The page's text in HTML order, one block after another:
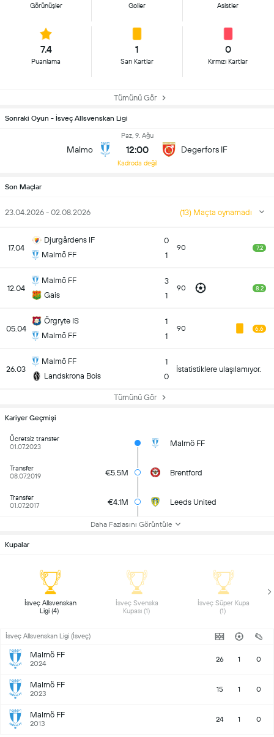
Görünüşler Goller Asistler
7.4
Puanlama
1
Sarı Kartlar
0
Kırmızı Kartlar
Tümünü Gör
Sonraki Oyun - İsveç Allsvenskan Ligi
Malmo
Paz, 9. Ağu
12:00
Kadroda değil
Degerfors IF
Son Maçlar
23.04.2026 - 02.08.2026 (13) Maçta oynamadı
17.04
Djurgårdens IF
Malmö FF
0
1
90 7.2
12.04
Malmö FF
Gais
3
1
90 8.2
05.04
Örgryte IS
Malmö FF
1
1
90 6.6
26.03
Malmö FF
Landskrona Bois
1
0
İstatistiklere ulaşılamıyor.
Tümünü Gör
Kariyer Geçmişi
Ücretsiz transfer
01.07.2023
Malmö FF
Transfer
08.07.2019
€5.5M Brentford
Transfer
01.07.2017
€4.1M Leeds United
Daha Fazlasını Görüntüle
Kupalar
İsveç Allsvenskan
İsveç Svenska
Kupası (1)
İsveç Süper Kupa
İsveç Allsvenskan Ligi (İsveç)
Malmö FF
2024 26 1 0
Malmö FF
2023 15 1 0
Malmö FF
2013 24 1 0